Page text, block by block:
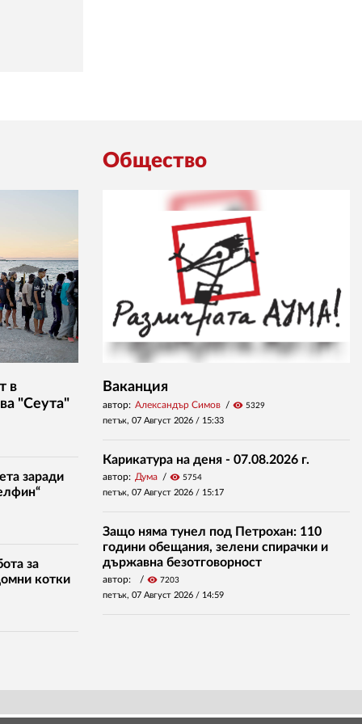
в
"Сеута"
заради
за
котки
Общество
Ваканция
автор: Александър Симов visibility 5329
петък, 07 Август 2026 / 15:33
Карикатура на деня - 07.08.2026 г.
автор: Дума visibility 5754
петък, 07 Август 2026 / 15:17
Защо няма тунел под Петрохан: 110
години обещания, зелени спирачки и
държавна безотговорност
автор: visibility 7203
петък, 07 Август 2026 / 14:59